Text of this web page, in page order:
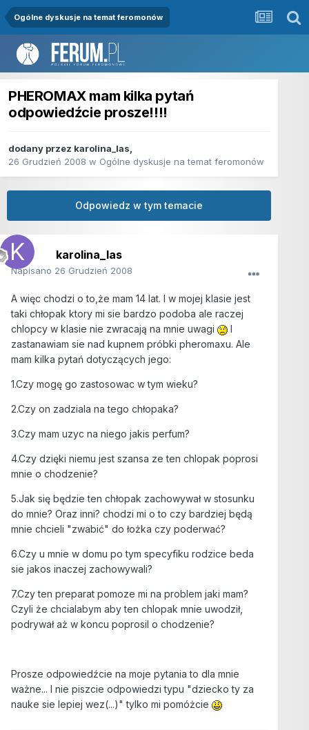
Ogólne dyskusje na temat feromonów
PHEROMAX mam kilka pytań
odpowiedźcie prosze!!!!
dodany przez karolina_las,
26 Grudzień 2008 w Ogólne dyskusje na temat feromonów
Odpowiedz w tym temacie
karolina_las
Napisano 26 Grudzień 2008
A więc chodzi o to,że mam 14 lat. I w mojej klasie jest
taki chłopak ktory mi sie bardzo podoba ale raczej
chlopcy w klasie nie zwracają na mnie uwagi
I
zastanawiam sie nad kupnem próbki pheromaxu. Ale
mam kilka pytań dotyczących jego:
1.Czy mogę go zastosowac w tym wieku?
2.Czy on zadziala na tego chłopaka?
3.Czy mam uzyc na niego jakis perfum?
4.Czy dzięki niemu jest szansa ze ten chlopak poprosi
mnie o chodzenie?
5.Jak się będzie ten chłopak zachowywał w stosunku
do mnie? Oraz inni? chodzi mi o to czy bardziej będą
mnie chcieli "zwabić" do łożka czy poderwać?
6.Czy u mnie w domu po tym specyfiku rodzice beda
sie jakos inaczej zachowywali?
7.Czy ten preparat pomoze mi na problem jaki mam?
Czyli że chcialabym aby ten chlopak mnie uwodził,
podrywał aż w koncu poprosil o chodzenie?
Prosze odpowiedźcie na moje pytania to dla mnie
ważne... I nie piszcie odpowiedzi typu "dziecko ty za
nauke sie lepiej wez(...)" tylko mi pomóżcie